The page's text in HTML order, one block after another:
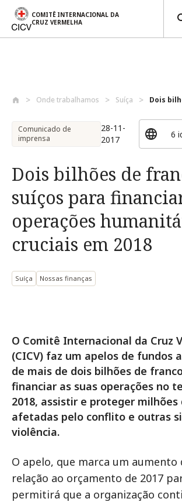
COMITÊ INTERNACIONAL DA
CRUZ VERMELHA
Onde trabalhamos Suíça Dois
Comunicado de
imprensa
28-11-
2017
Dois bilhões de
suíços para
operações
cruciais em 2018
Suíça Nossas finanças
O Comitê Internacional da Cruz
(CICV) faz um apelos de fundos
de mais de dois bilhões de
financiar as suas operações no
2018, assistir e proteger milhões
afetadas pelo conflito e outras
violência.
O apelo, que marca um aumento
relação ao orçamento de 2017
permitirá que a organização